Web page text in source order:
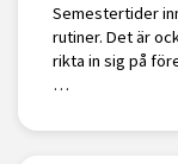
Semestertider
rutiner. Det är
rikta in sig på
…